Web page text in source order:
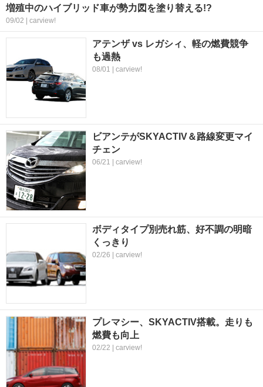
増殖中のハイブリッド車が勢力図を塗り替える!?
09/02 | carview!
アテンザ vs レガシィ、軽の燃費競争
も過熱
08/01 | carview!
ビアンテがSKYACTIV＆路線変更マイ
チェン
06/21 | carview!
ボディタイプ別売れ筋、好不調の明暗
くっきり
02/26 | carview!
プレマシー、SKYACTIV搭載。走りも
燃費も向上
02/22 | carview!